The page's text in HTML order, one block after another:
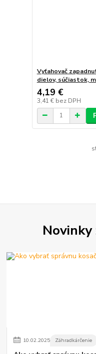
Vyťahovač
dielov, súčiastok,
4,19 €
3,41 € bez DPH
10.02.2025 Záhradkárčenie